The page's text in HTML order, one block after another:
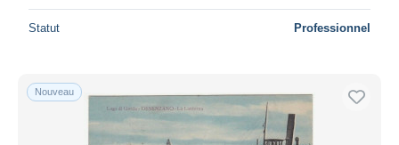
Statut Professionnel
Nouveau